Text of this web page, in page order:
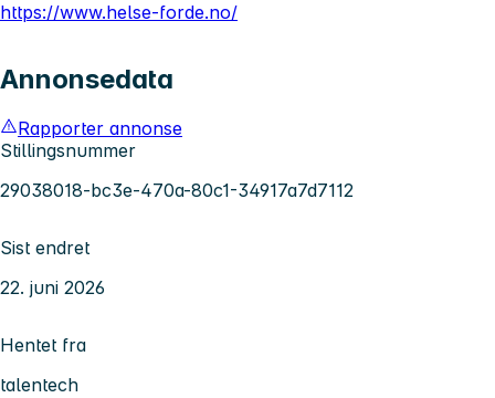
https://www.helse-forde.no/
Annonsedata
Rapporter annonse
Stillingsnummer
29038018-bc3e-470a-80c1-34917a7d7112
Sist endret
22. juni 2026
Hentet fra
talentech